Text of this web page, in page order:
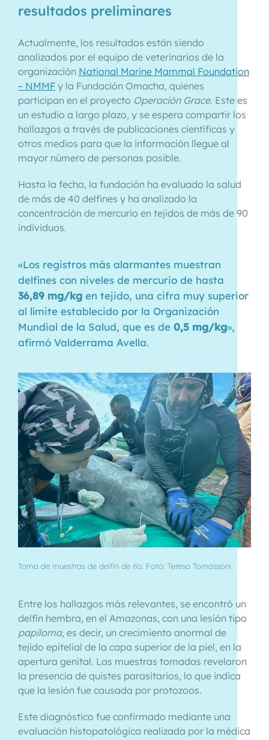
resultados preliminares
Actualmente, los resultados están siendo
analizados por el equipo de veterinarios de la
organización National Marine Mammal Foundation
– NMMFy la Fundación Omacha, quienes
participan en el proyecto Operación Grace. Este es
un estudio a largo plazo, y se espera compartir los
hallazgos a través de publicaciones científicas y
otros medios para que la información llegue al
mayor número de personas posible.
Hasta la fecha, la fundación ha evaluado la salud
de más de 40 delfines y ha analizado la
concentración de mercurio en tejidos de más de 90
individuos.
«Los registros más alarmantes muestran
delfines con niveles de mercurio de hasta
36,89 mg/kgen tejido, una cifra muy superior
al límite establecido por la Organización
Mundial de la Salud, que es de 0,5 mg/kg»,
afirmó Valderrama Avella.
Toma de muestras de delfín de río. Foto: Teresa Tomassoni.
Entre los hallazgos más relevantes, se encontró un
delfín hembra, en el Amazonas, con una lesión tipo
papiloma, es decir, un crecimiento anormal de
tejido epitelial de la capa superior de la piel, en la
apertura genital. Las muestras tomadas revelaron
la presencia de quistes parasitarios, lo que indica
que la lesión fue causada por protozoos.
Este diagnóstico fue confirmado mediante una
evaluación histopatológica realizada por la médica